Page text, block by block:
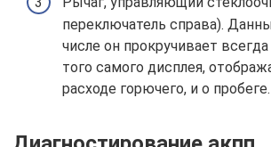
переключатель справа).
числе он прокручивает
того самого дисплея,
расходе горючего, и о пробеге.